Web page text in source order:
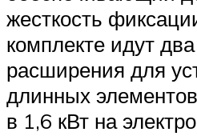
жесткость
комплекте идут
расширения для
длинных
в 1,6 кВт на